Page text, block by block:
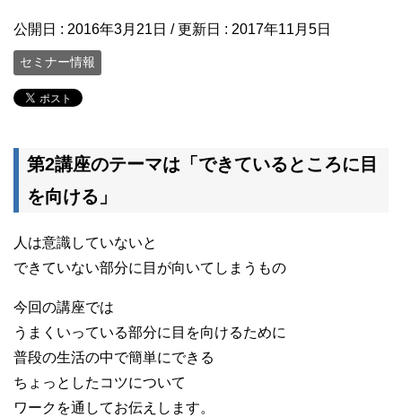
公開日 : 2016年3月21日 / 更新日 : 2017年11月5日
セミナー情報
第2講座のテーマは「できているところに目
を向ける」
人は意識していないと
できていない部分に目が向いてしまうもの
今回の講座では
うまくいっている部分に目を向けるために
普段の生活の中で簡単にできる
ちょっとしたコツについて
ワークを通してお伝えします。